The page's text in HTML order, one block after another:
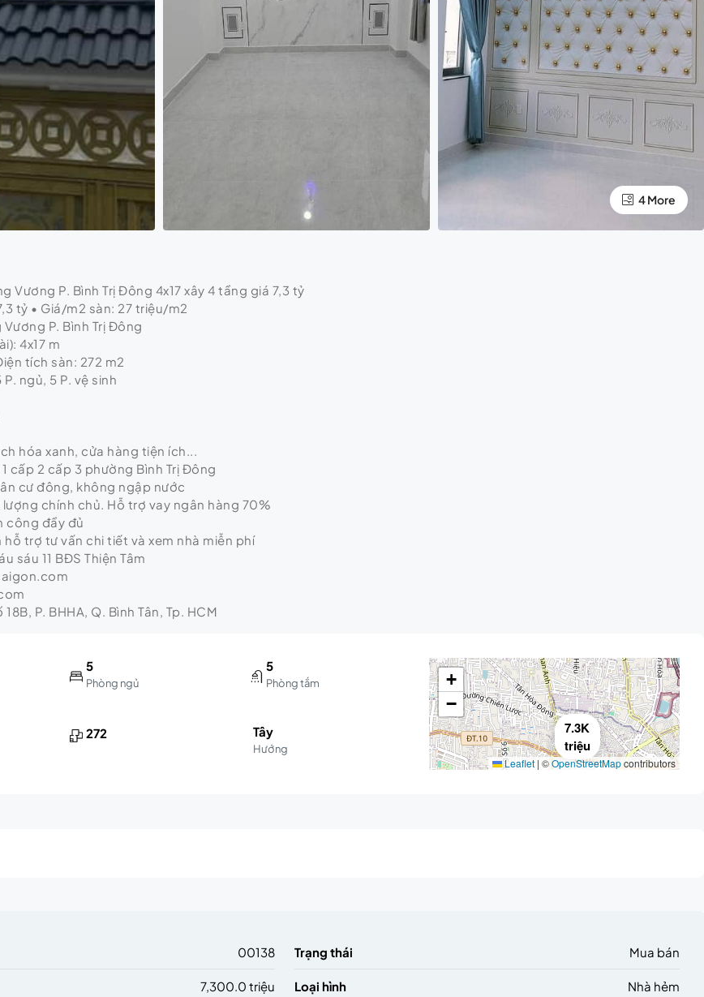
4 More
Vương P. Bình Trị Đông 4x17 xây 4 tầng giá 7,3 tỷ
tỷ • Giá/m2 sàn: 27 triệu/m2
P. Bình Trị Đông
4x17 m
tích sàn: 272 m2
ngủ, 5 P. vệ sinh
hóa xanh, cửa hàng tiện ích...
cấp 2 cấp 3 phường Bình Trị Đông
cư đông, không ngập nước
chính chủ. Hỗ trợ vay ngân hàng 70%
công đầy đủ
hỗ trợ tư vấn chi tiết và xem nhà miễn phí
sáu 11 BĐS Thiện Tâm
P. BHHA, Q. Bình Tân, Tp. HCM
5
Phòng ngủ
5
Phòng tắm
272 Tây
Hướng
7.3K
triệu
+
−
Leaflet | ©OpenStreetMapcontributors
00138 Trạng thái Mua bán
7,300.0 triệu Loại hình Nhà hẻm